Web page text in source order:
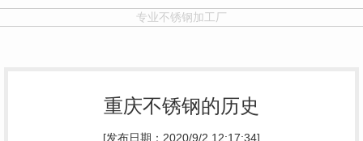
专业不锈钢加工厂
重庆不锈钢的历史
[发布日期：2020/9/2 12:17:34]